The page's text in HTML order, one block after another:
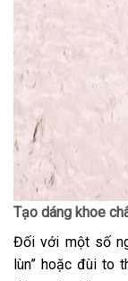
Tạo dáng khoe
Đối với một số
lùn” hoặc đùi to